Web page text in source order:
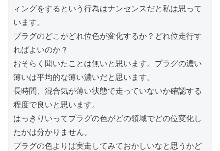
ィングをするという行為はナンセンスだと私は思って
います。
プラグのどこがどれ位色が変化するか？どれ位走行す
ればよいのか？
おそらく聞いたことは無いと思います。プラグの濃い
薄いは平均的な薄い濃いだと思います。
長時間、混合気が薄い状態で走っていないか確認する
程度で良いと思います。
はっきりいってプラグの色がどの領域でどの位変化し
たかは分かりません。
プラグの色よりは実走してみておかしいなと思うかど